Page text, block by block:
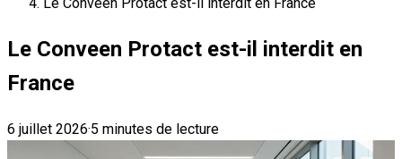
Le Conveen Protact est-il interdit en
France
6 juillet 2026·5 minutes de lecture